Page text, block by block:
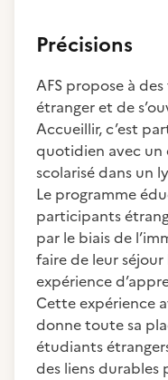
Précisions
AFS propose à
étranger et de
Accueillir, c’est
quotidien avec un
scolarisé dans un
Le programme
participants
par le biais de
faire de leur
expérience
Cette expérience
donne toute sa
étudiants
des liens durables